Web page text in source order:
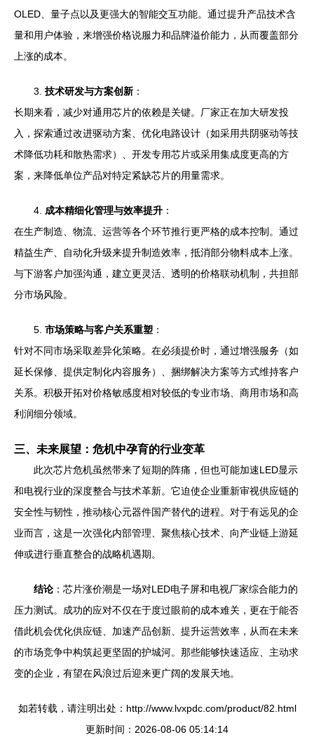
OLED、量子点以及更强大的智能交互功能。通过提升产品技术含
量和用户体验，来增强价格说服力和品牌溢价能力，从而覆盖部分
上涨的成本。
3. 技术研发与方案创新 ：
长期来看，减少对通用芯片的依赖是关键。厂家正在加大研发投
入，探索通过改进驱动方案、优化电路设计（如采用共阴驱动等技
术降低功耗和散热需求）、开发专用芯片或采用集成度更高的方
案，来降低单位产品对特定紧缺芯片的用量需求。
4. 成本精细化管理与效率提升 ：
在生产制造、物流、运营等各个环节推行更严格的成本控制。通过
精益生产、自动化升级来提升制造效率，抵消部分物料成本上涨。
与下游客户加强沟通，建立更灵活、透明的价格联动机制，共担部
分市场风险。
5. 市场策略与客户关系重塑 ：
针对不同市场采取差异化策略。在必须提价时，通过增强服务（如
延长保修、提供定制化内容服务）、捆绑解决方案等方式维持客户
关系。积极开拓对价格敏感度相对较低的专业市场、商用市场和高
利润细分领域。
三、未来展望：危机中孕育的行业变革
此次芯片危机虽然带来了短期的阵痛，但也可能加速LED显示
和电视行业的深度整合与技术革新。它迫使企业重新审视供应链的
安全性与韧性，推动核心元器件国产替代的进程。对于有远见的企
业而言，这是一次强化内部管理、聚焦核心技术、向产业链上游延
伸或进行垂直整合的战略机遇期。
结论 ：芯片涨价潮是一场对LED电子屏和电视厂家综合能力的
压力测试。成功的应对不仅在于度过眼前的成本难关，更在于能否
借此机会优化供应链、加速产品创新、提升运营效率，从而在未来
的市场竞争中构筑起更坚固的护城河。那些能够快速适应、主动求
变的企业，有望在风浪过后迎来更广阔的发展天地。
如若转载，请注明出处：http://www.lvxpdc.com/product/82.html
更新时间：2026-08-06 05:14:14